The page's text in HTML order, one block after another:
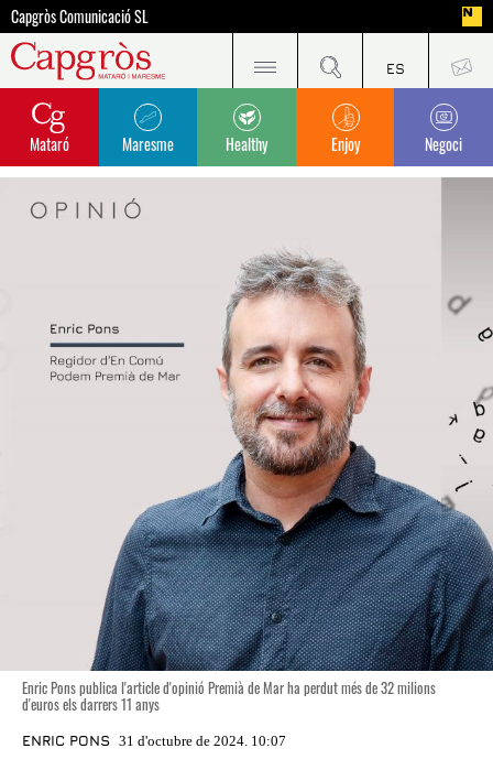
Capgròs Comunicació SL
Mataró Maresme Healthy Enjoy Negoci
Enric Pons publica l'article d'opinió Premià de Mar ha perdut més de 32 milions
d'euros els darrers 11 anys
ENRIC PONS 31 d'octubre de 2024. 10:07